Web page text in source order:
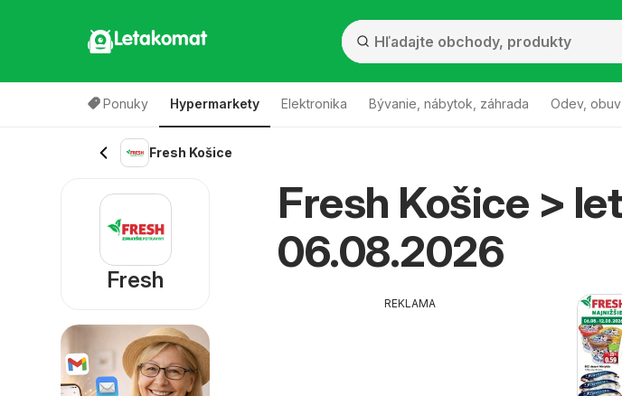
Letakomat
Ponuky Hypermarkety Elektronika Bývanie, nábytok, záhrada Odev,
Fresh Košice
Fresh Košice >
06.08.2026
REKLAMA
Fresh